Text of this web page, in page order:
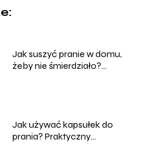
Jak suszyć pranie w domu,
żeby nie śmierdziało?
Jak używać kapsułek do
prania? Praktyczny